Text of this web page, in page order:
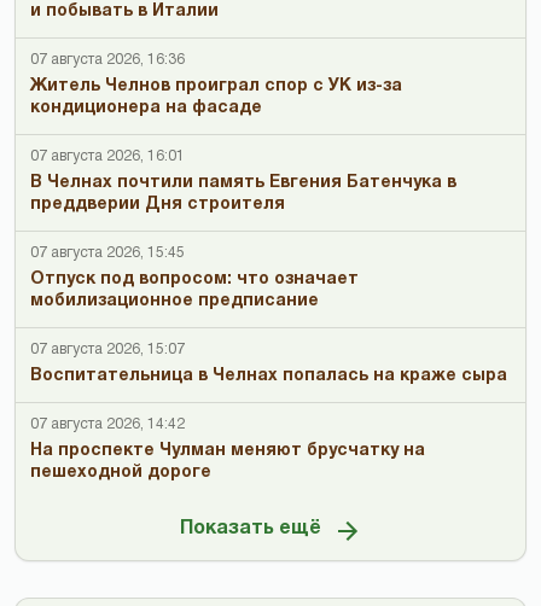
и побывать в Италии
07 августа 2026, 16:36
Житель Челнов проиграл спор с УК из-за
кондиционера на фасаде
07 августа 2026, 16:01
В Челнах почтили память Евгения Батенчука в
преддверии Дня строителя
07 августа 2026, 15:45
Отпуск под вопросом: что означает
мобилизационное предписание
07 августа 2026, 15:07
Воспитательница в Челнах попалась на краже сыра
07 августа 2026, 14:42
На проспекте Чулман меняют брусчатку на
пешеходной дороге
Показать ещё